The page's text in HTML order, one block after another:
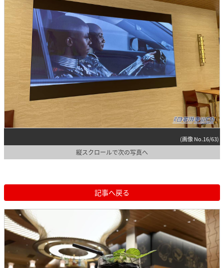
(画像 No.16/63)
縦スクロールで次の写真へ
記事へ戻る